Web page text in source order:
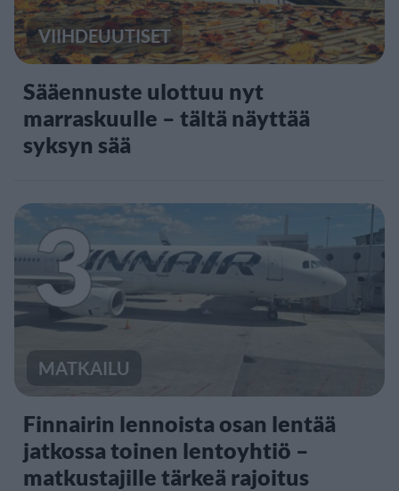
VIIHDEUUTISET
Sääennuste ulottuu nyt
marraskuulle – tältä näyttää
syksyn sää
3
MATKAILU
Finnairin lennoista osan lentää
jatkossa toinen lentoyhtiö –
matkustajille tärkeä rajoitus